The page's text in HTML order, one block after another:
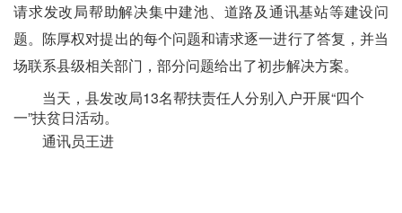
请求发改局帮助解决集中建池、道路及通讯基站等建设问
题。陈厚权对提出的每个问题和请求逐一进行了答复，并当
场联系县级相关部门，部分问题给出了初步解决方案。
当天，县发改局13名帮扶责任人分别入户开展“四个
一”扶贫日活动。
通讯员王进